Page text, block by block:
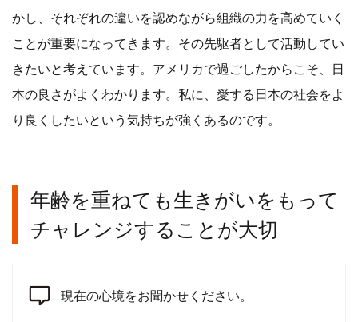
かし、それぞれの違いを認めながら組織の力を高めていく
ことが重要になってきます。その先駆者として活動してい
きたいと考えています。アメリカで過ごしたからこそ、日
本の良さがよくわかります。私に、愛する日本の社会をよ
り良くしたいという気持ちが強くあるのです。
年齢を重ねても生きがいをもって
チャレンジすることが大切
現在の心境をお聞かせください。